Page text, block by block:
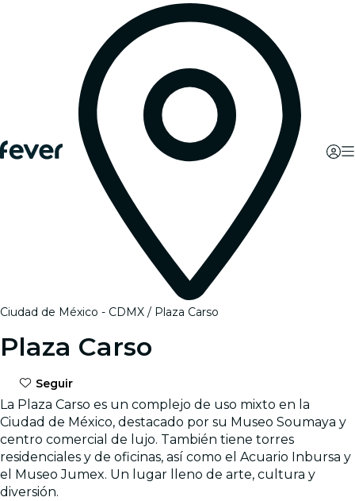
Ciudad de México - CDMX Plaza Carso
Plaza Carso
Seguir
La Plaza Carso es un complejo de uso mixto en la
Ciudad de México, destacado por su Museo Soumaya y
centro comercial de lujo. También tiene torres
residenciales y de oficinas, así como el Acuario Inbursa y
el Museo Jumex. Un lugar lleno de arte, cultura y
diversión.